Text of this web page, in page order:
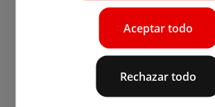
Aceptar todo
Rechazar todo